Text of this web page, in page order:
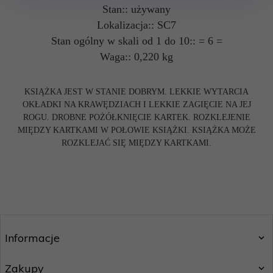
Stan:: używany
Lokalizacja:: SC7
Stan ogólny w skali od 1 do 10:: = 6 =
Waga:: 0,220 kg
KSIĄŻKA JEST W STANIE DOBRYM. LEKKIE WYTARCIA
OKŁADKI NA KRAWĘDZIACH I LEKKIE ZAGIĘCIE NA JEJ
ROGU. DROBNE POŻÓŁKNIĘCIE KARTEK. ROZKLEJENIE
MIĘDZY KARTKAMI W POŁOWIE KSIĄŻKI. KSIĄŻKA MOŻE
ROZKLEJAĆ SIĘ MIĘDZY KARTKAMI.
Informacje
Zakupy